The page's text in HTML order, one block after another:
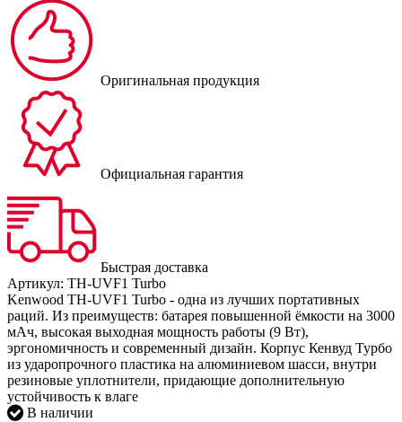
Оригинальная продукция
Официальная гарантия
Быстрая доставка
Артикул: TH-UVF1 Turbo
Kenwood TH-UVF1 Turbo - одна из лучших портативных
раций. Из преимуществ: батарея повышенной ёмкости на 3000
мАч, высокая выходная мощность работы (9 Вт),
эргономичность и современный дизайн. Корпус Кенвуд Турбо
из ударопрочного пластика на алюминиевом шасси, внутри
резиновые уплотнители, придающие дополнительную
устойчивость к влаге
В наличии